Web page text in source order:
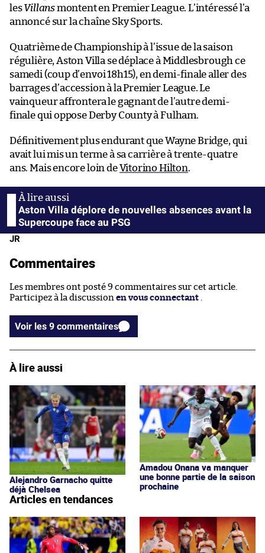
lesVillansmontent en Premier League. L’intéressé l’a
annoncé sur la chaîne Sky Sports.
Quatrième de Championship à l’issue de la saison
régulière, Aston Villa se déplace à Middlesbrough ce
samedi (coup d’envoi 18h15), en demi-finale aller des
barrages d’accession à la Premier League. Le
vainqueur affrontera le gagnant de l’autre demi-
finale qui oppose Derby County à Fulham.
Définitivement plus endurant que Wayne Bridge, qui
avait lui mis un terme à sa carrière à trente-quatre
ans. Mais encore loin deVitorino Hilton.
Aston Villa déplore de nouvelles absences avant la
Supercoupe face au PSG
JR
Commentaires
Les membres ont posté 9 commentaires sur cet article.
Participez à la discussion en vous connectant
Voir les 9 commentaires
À lire aussi
Alejandro Garnacho quitte
déjà Chelsea
Amadou Onana va manquer
une bonne partie de la saison
prochaine
Articles en tendances